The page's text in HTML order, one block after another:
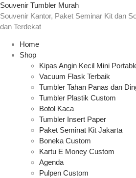
Souvenir Tumbler Murah
Souvenir Kantor, Paket Seminar Kit dan
dan Terdekat
Home
Shop
Kipas Angin Kecil Mini
Vacuum Flask Terbaik
Tumbler Tahan Panas dan
Tumbler Plastik Custom
Botol Kaca
Tumbler Insert Paper
Paket Seminat Kit Jakarta
Boneka Custom
Kartu E Money Custom
Agenda
Pulpen Custom